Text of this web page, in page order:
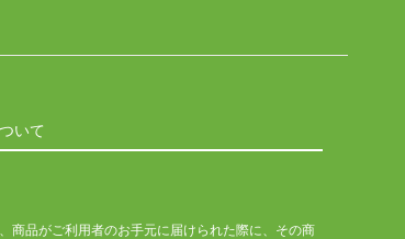
いて
商品がご利用者のお手元に届けられた際に、その商